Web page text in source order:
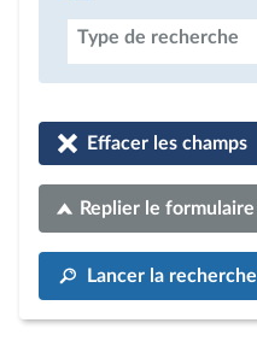
Type de recherche
Effacer les champs
Replier le formulaire
Lancer la recherche